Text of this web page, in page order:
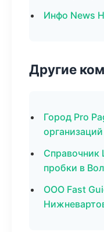
Инфо News
Другие
Город Pro
Справочник
пробки в
ООО Fast